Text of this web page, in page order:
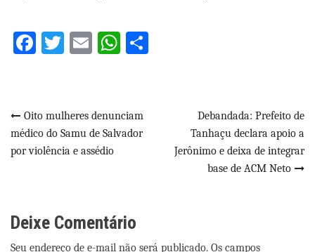
Facebook
Twitter
EmailWhatsApp
Navegação
de
Oito mulheres denunciam
médico do Samu de Salvador
por violência e assédio
Debandada: Prefeito de
Tanhaçu declara apoio a
Jerônimo e deixa de integrar
base de ACM Neto
Deixe Comentário
Seu endereço de e-mail não será publicado. Os campos